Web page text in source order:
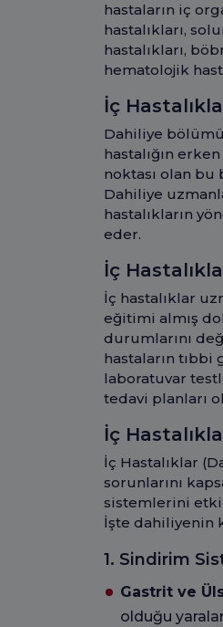
hastaların iç
hastalıkları,
hastalıkları,
hematolojik
İç
Dahiliye
hastalığın
noktası olan
Dahiliye
hastalıkların
eder.
İç
İç hastalıklar
eğitimi almış
durumlarını
hastaların
laboratuvar
tedavi planları
İç
İç Hastalıklar
sorunlarını
sistemlerini
İşte dahiliyenin
1. Sindirim
Gastrit ve
olduğu